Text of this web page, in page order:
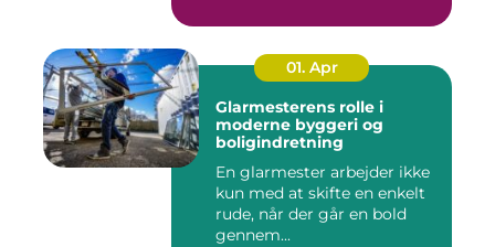
01. Apr
Glarmesterens rolle i
moderne byggeri og
boligindretning
En glarmester arbejder ikke
kun med at skifte en enkelt
rude, når der går en bold
gennem...